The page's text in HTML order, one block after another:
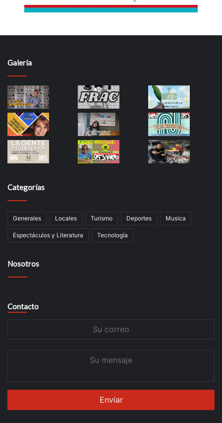
Galería
Categorías
Generales Locales Turismo Deportes Musica
Espectáculos y Literatura Tecnología
Nosotros
Contacto